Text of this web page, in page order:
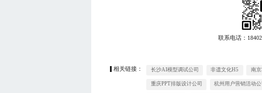
联系电话：
相关链接： 长沙AI模型调试公司 非遗文化H5 南
重庆PPT排版设计公司 杭州用户营销活动